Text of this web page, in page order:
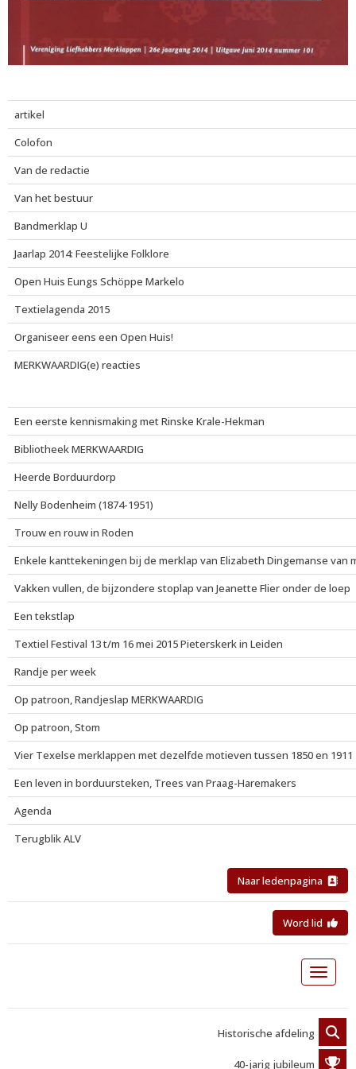
artikel
Colofon
Van de redactie
Van het bestuur
Bandmerklap U
Jaarlap 2014: Feestelijke Folklore
Open Huis Eungs Schöppe Markelo
Textielagenda 2015
Organiseer eens een Open Huis!
MERKWAARDIG(e) reacties
Een eerste kennismaking met Rinske Krale-Hekman
Bibliotheek MERKWAARDIG
Heerde Borduurdorp
Nelly Bodenheim (1874-1951)
Trouw en rouw in Roden
Enkele kanttekeningen bij de merklap van Elizabeth Dingemanse van
Vakken vullen, de bijzondere stoplap van Jeanette Flier onder de loep
Een tekstlap
Textiel Festival 13 t/m 16 mei 2015 Pieterskerk in Leiden
Randje per week
Op patroon, Randjeslap MERKWAARDIG
Op patroon, Stom
Vier Texelse merklappen met dezelfde motieven tussen 1850 en 1911
Een leven in borduursteken, Trees van Praag-Haremakers
Agenda
Terugblik ALV
Naar ledenpagina
Word lid
Toggle
Historische afdeling
40-jarig jubileum